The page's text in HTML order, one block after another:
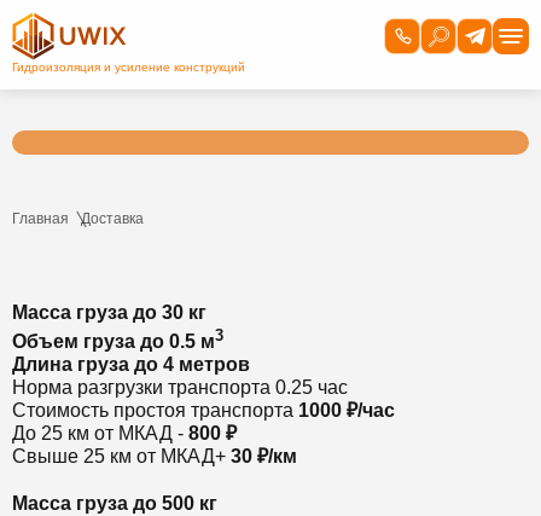
Главная Доставка
Масса груза до 30 кг
Объем груза до 0.5 м3
Длина груза до 4 метров
Норма разгрузки транспорта 0.25 час
Стоимость простоя транспорта 1000 ₽/час
До 25 км от МКАД - 800 ₽
Свыше 25 км от МКАД+ 30 ₽/км
Масса груза до 500 кг